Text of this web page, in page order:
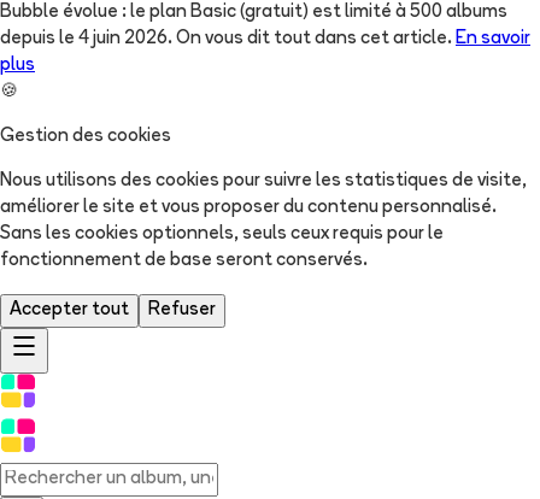
Bubble évolue : le plan Basic (gratuit) est limité à 500 albums
depuis le 4 juin 2026. On vous dit tout dans cet article. En savoir
plus
🍪
Gestion des cookies
Nous utilisons des cookies pour suivre les statistiques de visite,
améliorer le site et vous proposer du contenu personnalisé.
Sans les cookies optionnels, seuls ceux requis pour le
fonctionnement de base seront conservés.
Accepter tout Refuser